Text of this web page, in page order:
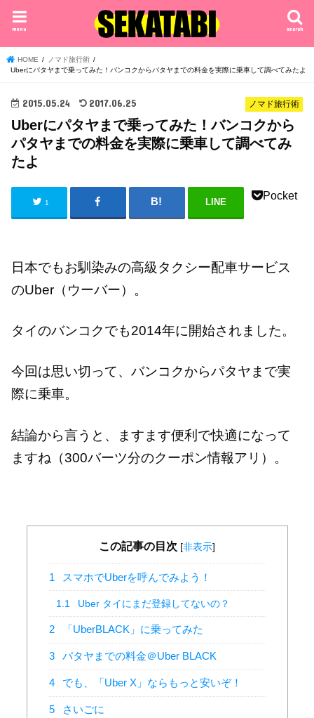
search
menu
HOME
ノマド旅行術
Uberにパタヤまで乗ってみた！バンコクからパタヤまでの料金を実際に乗車して調べてみたよ
ノマド旅行術
2015.05.24 2017.06.25
Uberにパタヤまで乗ってみた！バンコクから
パタヤまでの料金を実際に乗車して調べてみ
たよ
1 LINE
Pocket
日本でもお馴染みの高級タクシー配車サービス
のUber（ウーバー）。
タイのバンコクでも2014年に開始されました。
今回は思い切って、バンコクからパタヤまで実
際に乗車。
結論から言うと、ますます便利で快適になって
ますね（300バーツ分のクーポン情報アリ）。
この記事の目次 [非表示]
1 スマホでUberを呼んでみよう！
1.1 Uber タイにまだ登録してないの？
2 「UberBLACK」に乗ってみた
3 パタヤまでの料金＠Uber BLACK
4 でも、「Uber X」ならもっと安いぞ！
5 さいごに